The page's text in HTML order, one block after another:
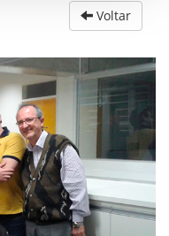
Voltar